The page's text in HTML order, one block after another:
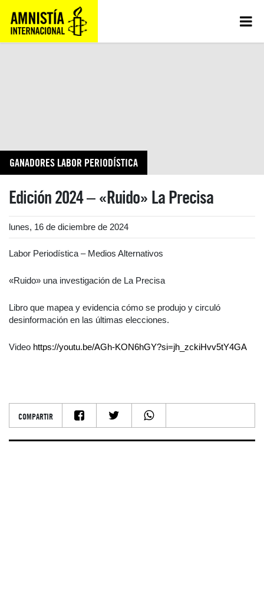
GANADORES LABOR PERIODÍSTICA
Edición 2024 – «Ruido» La Precisa
lunes, 16 de diciembre de 2024
Labor Periodística – Medios Alternativos
«Ruido» una investigación de La Precisa
Libro que mapea y evidencia cómo se produjo y circuló
desinformación en las últimas elecciones.
Video https://youtu.be/AGh-KON6hGY?si=jh_zckiHvv5tY4GA
COMPARTIR